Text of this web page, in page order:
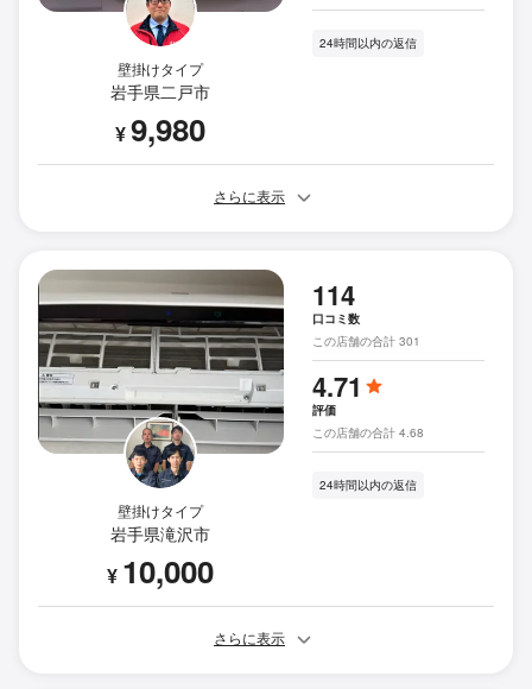
壁掛けタイプ
岩手県二戸市
¥9,980
24時間以内の返信
さらに表示
壁掛けタイプ
岩手県滝沢市
¥ 10,000
114
口コミ数
この店舗の合計 301
4.71
評価
この店舗の合計 4.68
24時間以内の返信
さらに表示